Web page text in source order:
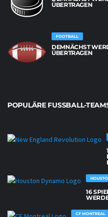
ÜBERTRAGEN
FOOTBALL
DEMNÄCHST
ÜBERTRAGEN
POPULÄRE FUSSBALL-TEAMS
16
CF MONTREAL